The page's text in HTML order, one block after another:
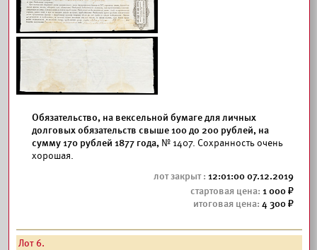
Обязательство, на вексельной бумаге для личных
долговых обязательств свыше 100 до 200 рублей, на
сумму 170 рублей 1877 года, № 1407. Сохранность очень
хорошая.
12:01:00 07.12.2019
1 000
4 300
Лот 6.